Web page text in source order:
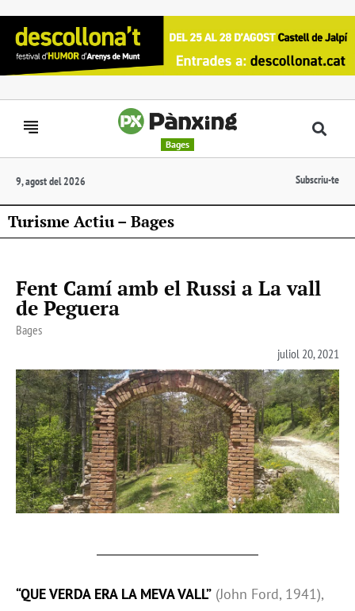
Bages
9, agost del 2026 Subscriu-te
Turisme Actiu – Bages
Fent Camí amb el Russi a La vall
de Peguera
Bages
juliol 20, 2021
“QUE VERDA ERA LA MEVA VALL” (John Ford, 1941),